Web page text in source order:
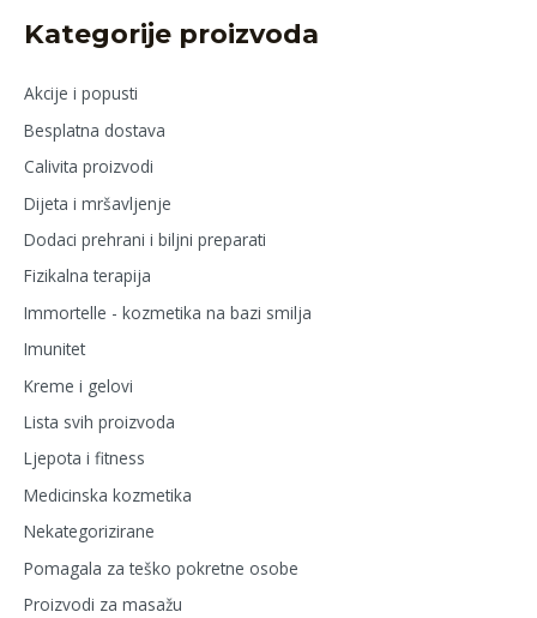
Kategorije proizvoda
Akcije i popusti
Besplatna dostava
Calivita proizvodi
Dijeta i mršavljenje
Dodaci prehrani i biljni preparati
Fizikalna terapija
Immortelle - kozmetika na bazi smilja
Imunitet
Kreme i gelovi
Lista svih proizvoda
Ljepota i fitness
Medicinska kozmetika
Nekategorizirane
Pomagala za teško pokretne osobe
Proizvodi za masažu